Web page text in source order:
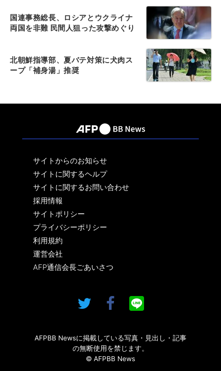
国連事務総長、ロシアとウクライナ
両国を非難 民間人狙った攻撃めぐり
北朝鮮指導部、夏バテ対策に犬肉ス
ープ「補身湯」推奨
サイトからのお知らせ
サイトに関するヘルプ
サイトに関するお問い合わせ
採用情報
サイトポリシー
プライバシーポリシー
利用規約
運営会社
AFP通信会長ごあいさつ
AFPBB Newsに掲載している写真・見出し・記事
の無断使用を禁じます。
© AFPBB News